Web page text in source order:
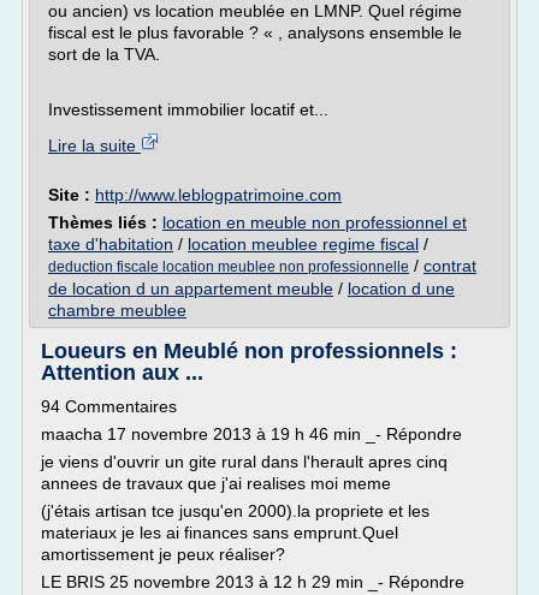
ou ancien) vs location meublée en LMNP. Quel régime
fiscal est le plus favorable ? « , analysons ensemble le
sort de la TVA.
Investissement immobilier locatif et...
Lire la suite
Site : http://www.leblogpatrimoine.com
Thèmes liés : location en meuble non professionnel et
taxe d'habitation / location meublee regime fiscal /
deduction fiscale location meublee non professionnelle / contrat
de location d un appartement meuble / location d une
chambre meublee
Loueurs en Meublé non professionnels :
Attention aux ...
94 Commentaires
maacha 17 novembre 2013 à 19 h 46 min _- Répondre
je viens d'ouvrir un gite rural dans l'herault apres cinq
annees de travaux que j'ai realises moi meme
(j'étais artisan tce jusqu'en 2000).la propriete et les
materiaux je les ai finances sans emprunt.Quel
amortissement je peux réaliser?
LE BRIS 25 novembre 2013 à 12 h 29 min _- Répondre